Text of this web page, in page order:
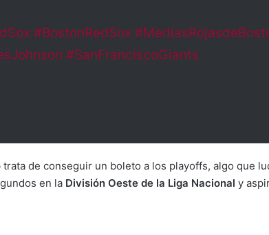
#BostonRedSox
#SanFranciscoGiants
trata de conseguir un boleto a los playoffs, algo que
en la División Oeste de la Liga Nacional y